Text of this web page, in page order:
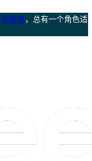
贡献者，总有一个角色适